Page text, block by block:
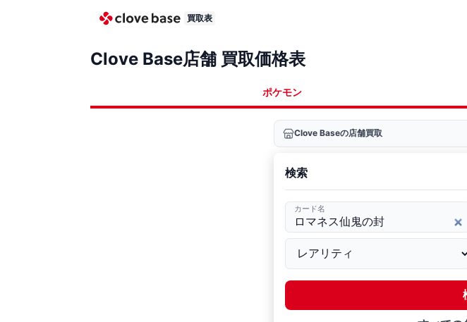
買取表
Clove Base店舗 買取価格表
ポケモン
Clove Baseの店舗買取
検索
カード名